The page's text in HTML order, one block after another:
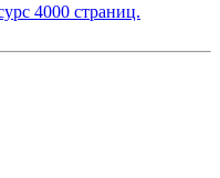
4000 страниц.